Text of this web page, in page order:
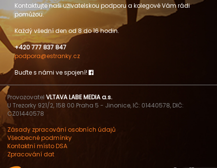
Kontaktujte naši uživatelskou podporu a kolegové Vám rádi
pomůžou.
Každý všední den od 8 do 16 hodin.
+420 777 837 847
podpora@estranky.cz
Buďte s námi ve spojení!
Provozovatel VLTAVA LABE MEDIA a.s.
U Trezorky 921/2, 158 00 Praha 5 - Jinonice, IČ: 01440578, DIČ:
CZ01440578
Zásady zpracování osobních údajů
Všeobecné podmínky
Kontaktní místo DSA
Zpracování dat